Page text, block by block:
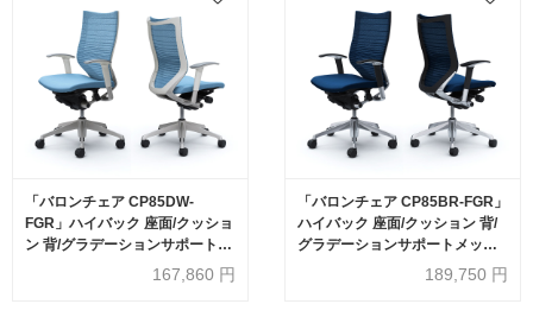
「バロンチェア CP85DW-
FGR」ハイバック 座面/クッショ
ン 背/グラデーションサポートメ
ッシュ フレーム/シルバー ボディ
ーカラー/ホワイト アジャストア
167,860 円
「バロンチェア CP85BR-FGR」
ハイバック 座面/クッション 背/
グラデーションサポートメッシ
ュ フレーム/ポリッシュ ボディー
カラー/ブラック アジャストアー
189,750 円